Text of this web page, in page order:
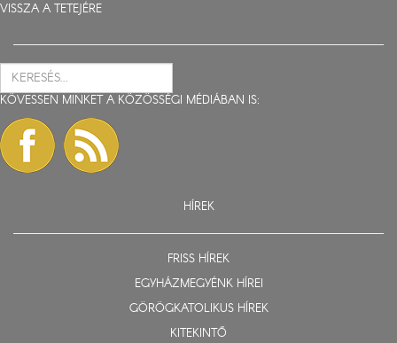
VISSZA A TETEJÉRE
KÖVESSEN MINKET A KÖZÖSSÉGI MÉDIÁBAN IS:
HÍREK
FRISS HÍREK
EGYHÁZMEGYÉNK HÍREI
GÖRÖGKATOLIKUS HÍREK
KITEKINTŐ